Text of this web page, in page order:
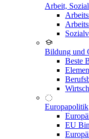
Arbeit,
Bildung und
Beste
Europapolitik
EU